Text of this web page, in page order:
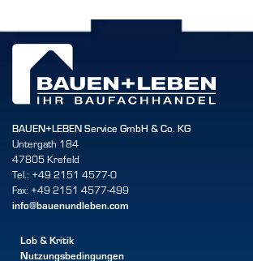
KONFIGURATOR FÜR
INNEN UND AUSSEN!
ZURÜCK ZUR STANDORTSEITE
BAUEN+LEBEN Service GmbH & Co. KG
Untergath 184
47805 Krefeld
Tel.: +49 2151 4577-0
Fax: +49 2151 4577-499
info@bauenundleben.com
Lob & Kritik
Nutzungsbedingungen